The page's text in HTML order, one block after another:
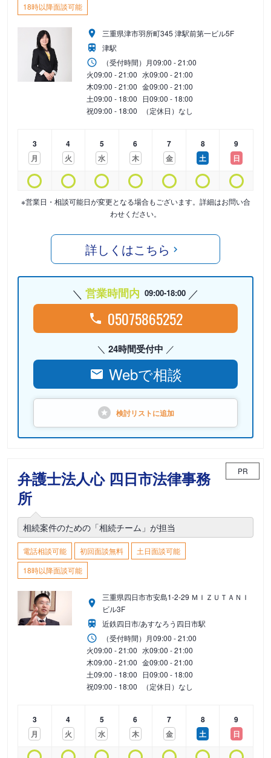
18時以降面談可能
三重県津市羽所町345 津駅前第一ビル5F
津駅
（受付時間） 月09:00 - 21:00
火09:00 - 21:00 水09:00 - 21:00
木09:00 - 21:00 金09:00 - 21:00
土09:00 - 18:00 日09:00 - 18:00
祝09:00 - 18:00 （定休日）なし
3
月
4
火
5
水
6
木
7
金
8
土
9
日
※営業日・相談可能日が変更となる場合もございます。詳細はお問い合
わせください。
詳しくはこちら
営業時間内 09:00-18:00
05075865252
24時間受付中
Webで相談
検討リストに追加
弁護士法人心 四日市法律事務
所
PR
相続案件のための「相続チーム」が担当
電話相談可能 初回面談無料
土日面談可能
18時以降面談可能
三重県四日市市安島1-2-29 ＭＩＺＵＴＡＮＩ
ビル3F
近鉄四日市/あすなろう四日市駅
（受付時間） 月09:00 - 21:00
火09:00 - 21:00 水09:00 - 21:00
木09:00 - 21:00 金09:00 - 21:00
土09:00 - 18:00 日09:00 - 18:00
祝09:00 - 18:00 （定休日）なし
3
月
4
火
5
水
6
木
7
金
8
土
9
日